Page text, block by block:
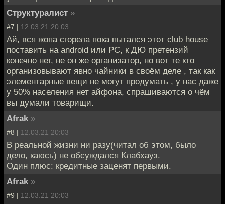
Структуралист »
#7 | 12.03.21 20:03
Ай, вся жопа сгорела пока пытался этот club house
поставить на android или PC, к ДЮ претензий
конечно нет, не он же организатор, но вот те кто
организовывают явно чайники в своём деле , так как
элементарные вещи не могут продумать , у нас даже
у 50% населения нет айфона, спрашиваются о чём
вы думали товарищи.
Afrak »
#8 | 12.03.21 20:03
В реальной жизни ни разу(читал об этом, было
дело, каюсь) не обсуждался Клабхауз.
Один плюс: кредитные заценят первыми.
Afrak »
#9 | 12.03.21 20:03